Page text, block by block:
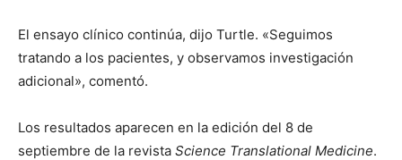
El ensayo clínico continúa, dijo Turtle. «Seguimos
tratando a los pacientes, y observamos investigación
adicional», comentó.
Los resultados aparecen en la edición del 8 de
septiembre de la revista Science Translational Medicine.